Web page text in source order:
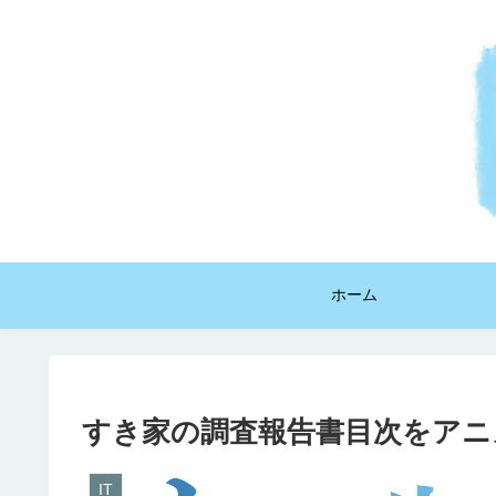
ホーム
すき家の調査報告書目次をア
IT